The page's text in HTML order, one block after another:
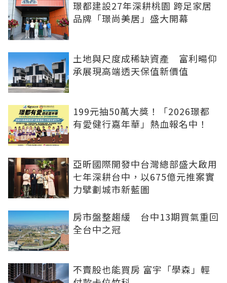
璟都建設27年深耕桃園 跨足家居
品牌「璟尚美居」盛大開幕
土地與尺度成稀缺資產 富利暘仰
承展現高端透天保值新價值
199元抽50萬大獎！「2026璟都
有愛健行嘉年華」熱血報名中！
亞昕國際開發中台灣總部盛大啟用
七年深耕台中，以675億元推案實
力擘劃城市新藍圖
房市盤整趨緩 台中13期買氣重回
全台中之冠
不賣股也能買房 富宇「學森」輕